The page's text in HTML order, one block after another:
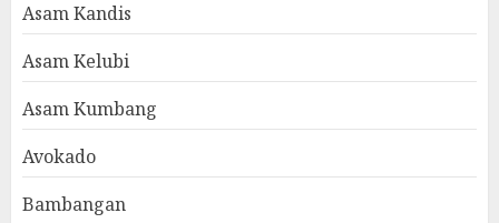
Asam Kandis
Asam Kelubi
Asam Kumbang
Avokado
Bambangan